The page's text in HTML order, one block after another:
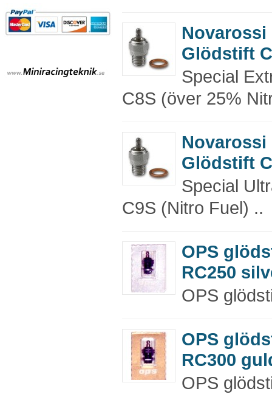
Novarossi
Glödstift
Special
C8S (över 25%
Novarossi
Glödstift
Special
C9S (Nitro Fuel) ..
OPS
RC250
OPS
OPS
RC300
OPS